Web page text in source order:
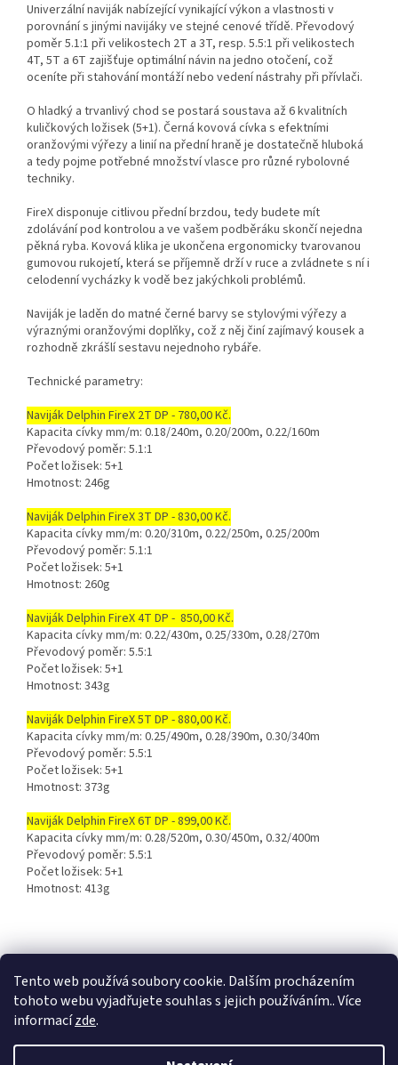
Tento web používá soubory cookie. Dalším procházením
tohoto webu vyjadřujete souhlas s jejich používáním.. Více
informacízde.
Univerzální naviják nabízející vynikající výkon a vlastnosti v
porovnání s jinými navijáky ve stejné cenové třídě. Převodový
poměr 5.1:1 při velikostech 2T a 3T, resp. 5.5:1 při velikostech
4T, 5T a 6T zajišťuje optimální návin na jedno otočení, což
oceníte při stahování montáží nebo vedení nástrahy při přívlači.
O hladký a trvanlivý chod se postará soustava až 6 kvalitních
kuličkových ložisek (5+1). Černá kovová cívka s efektními
oranžovými výřezy a linií na přední hraně je dostatečně hluboká
a tedy pojme potřebné množství vlasce pro různé rybolovné
techniky.
FireX disponuje citlivou přední brzdou, tedy budete mít
zdolávání pod kontrolou a ve vašem podběráku skončí nejedna
pěkná ryba. Kovová klika je ukončena ergonomicky tvarovanou
gumovou rukojetí, která se příjemně drží v ruce a zvládnete s ní i
celodenní vycházky k vodě bez jakýchkoli problémů.
Naviják je laděn do matné černé barvy se stylovými výřezy a
výraznými oranžovými doplňky, což z něj činí zajímavý kousek a
rozhodně zkrášlí sestavu nejednoho rybáře.
Technické parametry:
Naviják Delphin FireX 2T DP - 780,00 Kč.
Kapacita cívky mm/m: 0.18/240m, 0.20/200m, 0.22/160m
Převodový poměr: 5.1:1
Počet ložisek: 5+1
Hmotnost: 246g
Naviják Delphin FireX 3T DP - 830,00 Kč.
Kapacita cívky mm/m: 0.20/310m, 0.22/250m, 0.25/200m
Převodový poměr: 5.1:1
Počet ložisek: 5+1
Hmotnost: 260g
Naviják Delphin FireX 4T DP - 850,00 Kč.
Kapacita cívky mm/m: 0.22/430m, 0.25/330m, 0.28/270m
Převodový poměr: 5.5:1
Počet ložisek: 5+1
Hmotnost: 343g
Naviják Delphin FireX 5T DP - 880,00 Kč.
Kapacita cívky mm/m: 0.25/490m, 0.28/390m, 0.30/340m
Převodový poměr: 5.5:1
Počet ložisek: 5+1
Hmotnost: 373g
Naviják Delphin FireX 6T DP - 899,00 Kč.
Kapacita cívky mm/m: 0.28/520m, 0.30/450m, 0.32/400m
Převodový poměr: 5.5:1
Počet ložisek: 5+1
Hmotnost: 413g
Z